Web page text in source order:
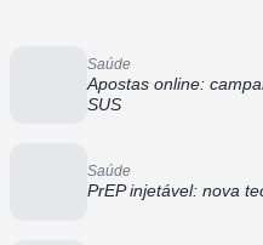
Saúde
Apostas online:
SUS
Saúde
PrEP injetável: nova